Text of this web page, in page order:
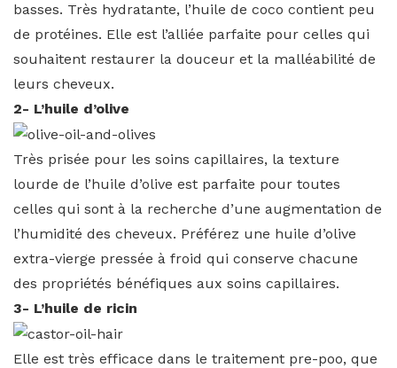
basses. Très hydratante, l’huile de coco contient peu
de protéines. Elle est l’alliée parfaite pour celles qui
souhaitent restaurer la douceur et la malléabilité de
leurs cheveux.
2- L’huile d’olive
Très prisée pour les soins capillaires, la texture
lourde de l’huile d’olive est parfaite pour toutes
celles qui sont à la recherche d’une augmentation de
l’humidité des cheveux. Préférez une huile d’olive
extra-vierge pressée à froid qui conserve chacune
des propriétés bénéfiques aux soins capillaires.
3- L’huile de ricin
Elle est très efficace dans le traitement pre-poo, que